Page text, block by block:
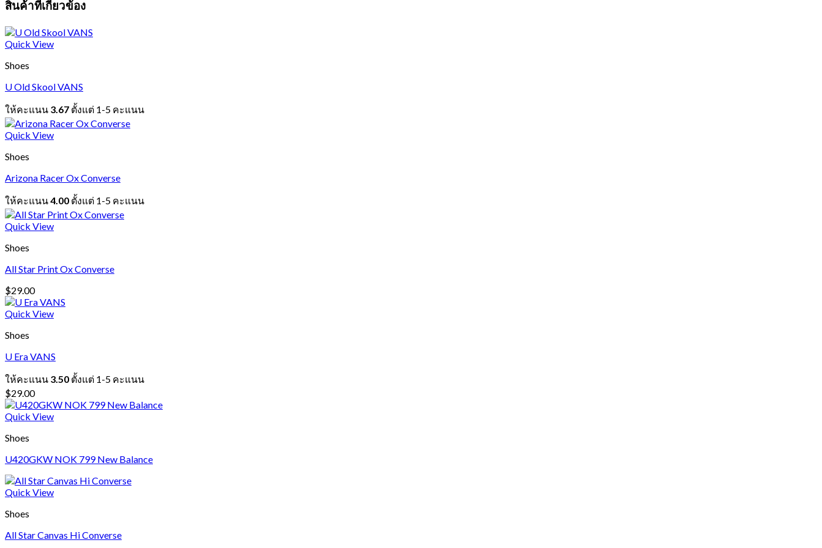
สินค้าที่เกี่ยวข้อง
Quick View
Shoes
U Old Skool VANS
ให้คะแนน 3.67 ตั้งแต่ 1-5 คะแนน
Quick View
Shoes
Arizona Racer Ox Converse
ให้คะแนน4.00 ตั้งแต่ 1-5 คะแนน
Quick View
Shoes
All Star Print Ox Converse
$29.00
Quick View
Shoes
U Era VANS
ให้คะแนน 3.50 ตั้งแต่ 1-5 คะแนน
$29.00
Quick View
Shoes
U420GKW NOK 799 New Balance
Quick View
Shoes
All Star Canvas Hi Converse